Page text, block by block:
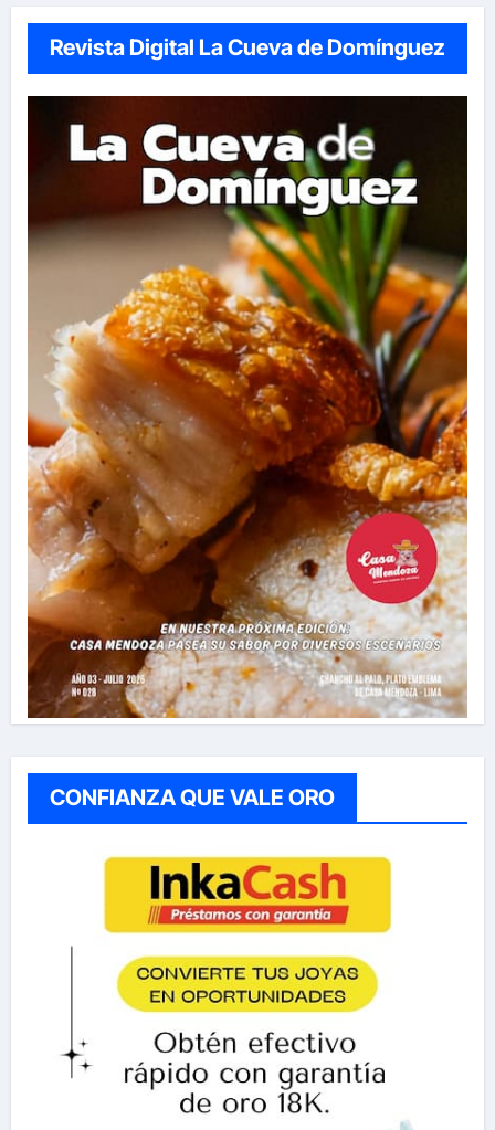
Revista Digital La Cueva de Domínguez
CONFIANZA QUE VALE ORO